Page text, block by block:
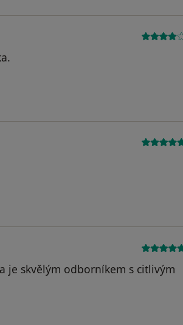
je skvělým odborníkem s citlivým